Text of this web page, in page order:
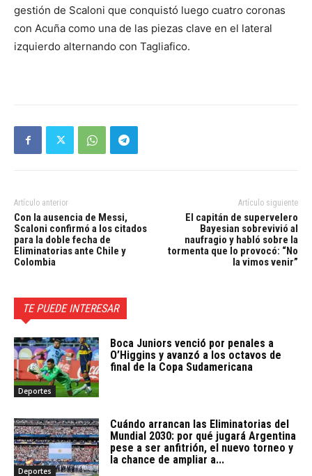
gestión de Scaloni que conquistó luego cuatro coronas
con Acuña como una de las piezas clave en el lateral
izquierdo alternando con Tagliafico.
Artículo anterior
Con la ausencia de Messi,
Scaloni confirmó a los citados
para la doble fecha de
Eliminatorias ante Chile y
Colombia
Artículo siguiente
El capitán de supervelero
Bayesian sobrevivió al
naufragio y habló sobre la
tormenta que lo provocó: “No
la vimos venir”
TE PUEDE INTERESAR
Deportes
Boca Juniors venció por penales a
O’Higgins y avanzó a los octavos de
final de la Copa Sudamericana
Deportes
Cuándo arrancan las Eliminatorias del
Mundial 2030: por qué jugará Argentina
pese a ser anfitrión, el nuevo torneo y
la chance de ampliar a...